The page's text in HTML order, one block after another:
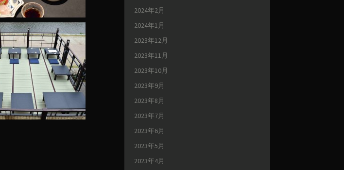
2024年2月
2024年1月
2023年12月
2023年11月
2023年10月
2023年9月
2023年8月
2023年7月
2023年6月
2023年5月
2023年4月